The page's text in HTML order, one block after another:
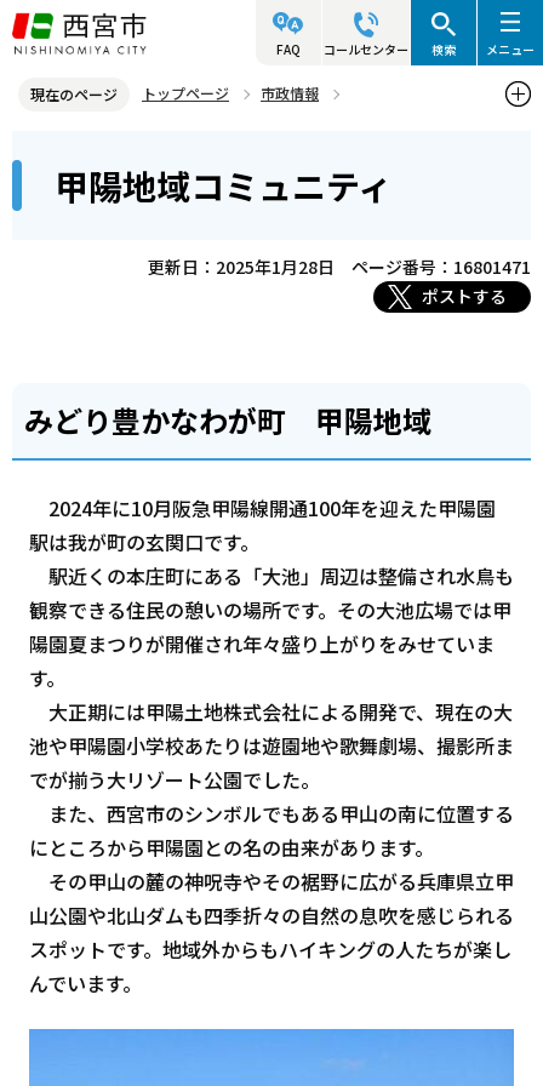
こ
の
ジ
先
FAQ コールセンター 検索 メニュー
現在のページ トップページ
市政情報
西宮コミュニティ協会
甲陽地域コミュニティ
こ
甲陽地域コミュニティ
更新日：2025年1月28日
ページ番号：16801471
ポストする
みどり豊かなわが町 甲陽地域
2024年に10月阪急甲陽線開通100年を迎えた甲陽園
駅は我が町の玄関口です。
駅近くの本庄町にある「大池」周辺は整備され水鳥も
観察できる住民の憩いの場所です。その大池広場では甲
陽園夏まつりが開催され年々盛り上がりをみせていま
す。
大正期には甲陽土地株式会社による開発で、現在の大
池や甲陽園小学校あたりは遊園地や歌舞劇場、撮影所ま
でが揃う大リゾート公園でした。
また、西宮市のシンボルでもある甲山の南に位置する
にところから甲陽園との名の由来があります。
その甲山の麓の神呪寺やその裾野に広がる兵庫県立甲
山公園や北山ダムも四季折々の自然の息吹を感じられる
スポットです。地域外からもハイキングの人たちが楽し
んでいます。